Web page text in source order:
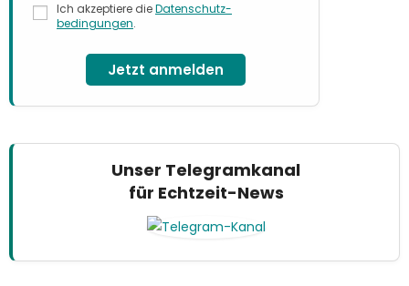
Ich akzeptiere dieDatenschutz­
bedingungen.
Jetzt anmelden
Unser Telegramkanal
für Echtzeit-News